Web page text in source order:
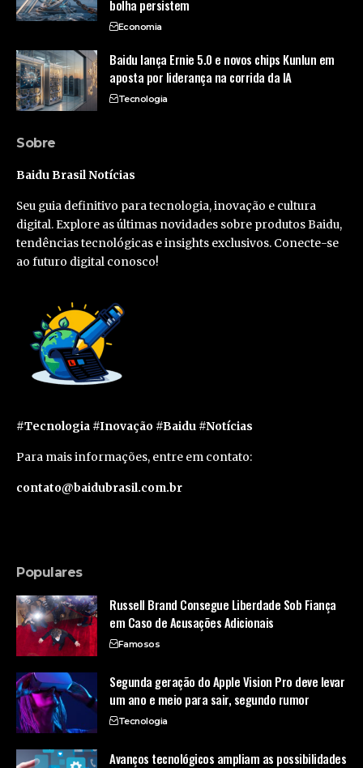
bolha persistem
Economia
Baidu lança Ernie 5.0 e novos chips Kunlun em
aposta por liderança na corrida da IA
Tecnologia
Sobre
Baidu Brasil Notícias
Seu guia definitivo para tecnologia, inovação e cultura
digital. Explore as últimas novidades sobre produtos Baidu,
tendências tecnológicas e insights exclusivos. Conecte-se
ao futuro digital conosco!
#Tecnologia #Inovação #Baidu #Notícias
Para mais informações, entre em contato:
contato@baidubrasil.com.br
Populares
Russell Brand Consegue Liberdade Sob Fiança
em Caso de Acusações Adicionais
Famosos
Segunda geração do Apple Vision Pro deve levar
um ano e meio para sair, segundo rumor
Tecnologia
Avanços tecnológicos ampliam as possibilidades